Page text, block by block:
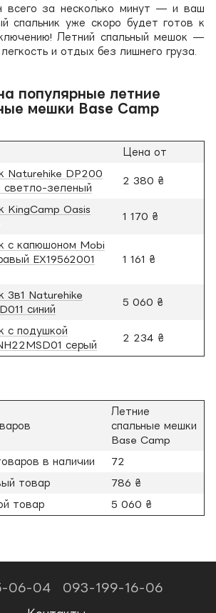
всего за несколько минут — и ваш
спальник уже скоро будет готов к
Летний спальный мешок —
и отдых без лишнего груза.
популярные летние
мешки Base Camp
Цена от
Naturehike DP200
светло-зеленый
2 380 ₴
KingCamp Oasis
1 170 ₴
с капюшоном Mobi
EX19562001
1 161 ₴
3в1 Naturehike
синий
5 060 ₴
с подушкой
серый
2 234 ₴
Летние
спальные мешки
Base Camp
в наличии
72
товар
786 ₴
товар
5 060 ₴
06-04 093-199-16-06